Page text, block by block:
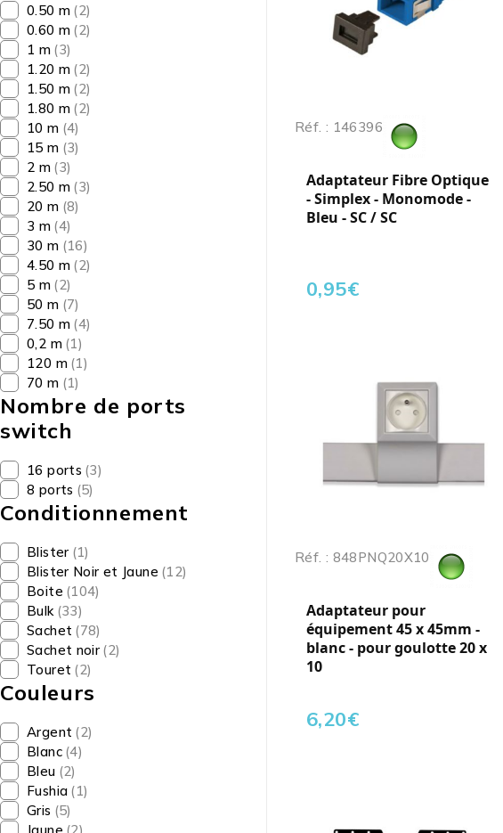
0.50 m (2)
0.60 m (2)
1 m (3)
1.20 m (2)
1.50 m (2)
1.80 m (2)
10 m (4)
15 m (3)
2 m (3)
2.50 m (3)
20 m (8)
3 m (4)
30 m (16)
4.50 m (2)
5 m (2)
50 m (7)
7.50 m (4)
0,2 m (1)
120 m (1)
70 m (1)
Nombre de ports
switch
16 ports (3)
8 ports (5)
Conditionnement
Blister (1)
Blister Noir et Jaune (12)
Boite (104)
Bulk (33)
Sachet (78)
Sachet noir (2)
Touret (2)
Couleurs
Argent (2)
Blanc (4)
Bleu (2)
Fushia (1)
Gris (5)
Réf. : 146396
Adaptateur Fibre Optique
- Simplex - Monomode -
Bleu - SC / SC
0,95€
Réf. : 848PNQ20X10
Adaptateur pour
équipement 45 x 45mm -
blanc - pour goulotte 20 x
10
6,20€